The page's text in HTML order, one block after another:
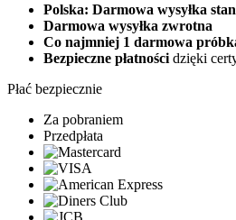
Polska: Darmowa wysyłka
Darmowa wysyłka zwrotna
Co najmniej 1 darmowa
Bezpieczne płatności dzięki
Płać bezpiecznie
Za pobraniem
Przedpłata